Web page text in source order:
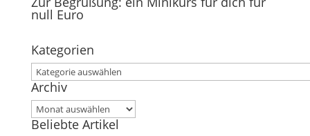
null Euro
Kategorien
Kategorien
Archiv
Archiv
Beliebte Artikel